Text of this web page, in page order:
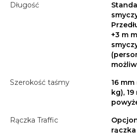
Długość
+3 m
Szerokość taśmy
16
kg),
Rączka Traffic